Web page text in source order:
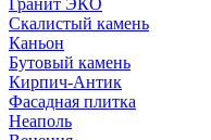
Гранит ЭКО
Скалистый камень
Каньон
Бутовый камень
Кирпич-Антик
Фасадная плитка
Неаполь